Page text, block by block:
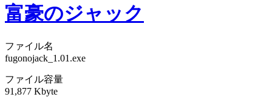
富豪のジャック
ファイル名
fugonojack_1.01.exe
ファイル容量
91,877 Kbyte